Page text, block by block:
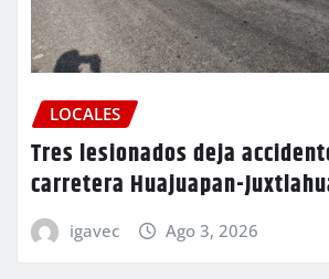
LOCALES
Tres lesionados deja
carretera Huajuapan-
igavec Ago 3, 2026